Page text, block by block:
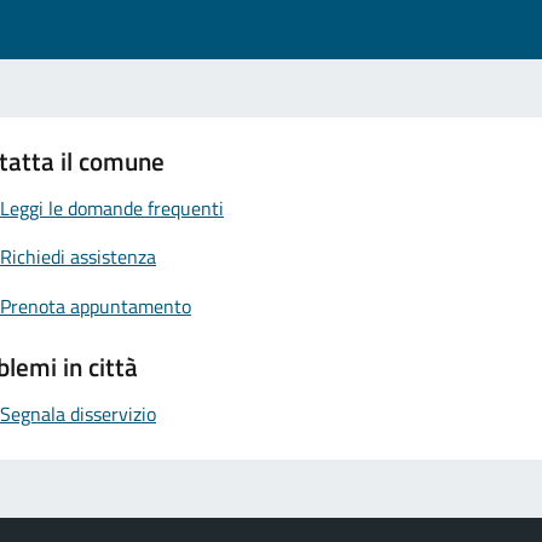
il comune
Leggi le domande frequenti
Richiedi assistenza
Prenota appuntamento
in città
Segnala disservizio